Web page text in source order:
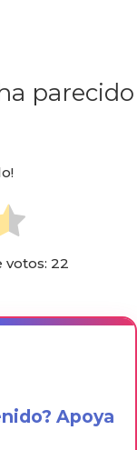
parecido
votos: 22
Apoya